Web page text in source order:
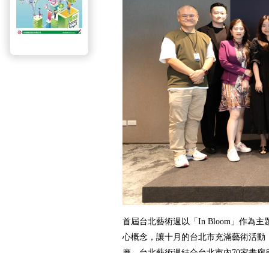
首屆台北藝術週以「In Bloom」作為主
心概念，讓十月的台北市充滿藝術活